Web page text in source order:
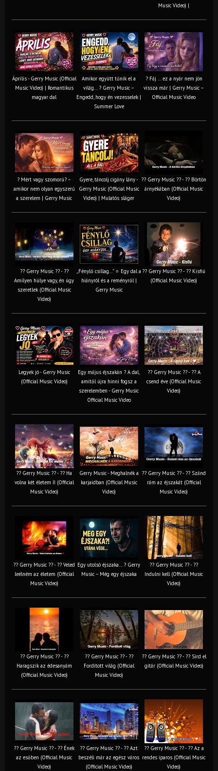
Music Video) |
Április - Gerry Music (Official
Music Video) | Romantikus
magyar dal
Amikor együtt tűnik el a
világ... ? Gerry Music –
Engedd, hogy én vezesselek |
Summer Love
? Fáj … ez a nyár nem jön
vissza már | Gerry Music –
Official Music Video
? Mért vagy szomorú? –
amikor nem olyan egyszerű
a szerelem | Gerry Music
Gyere, táncolj cigány lány -
Gerry Music (Official Music
Video) | Mulatós sláger
?? Gerry Music ?? - ?? Börtön
árnyékában (Official Music
Video)
?? Gerry Music ?? - ??
Amilyen hülye vagy, én úgy
szeretlek (Official Music
Video)
„Fénylő csillag…” ⭐ Egy dal a
hiányról és a reményről |
Gerry Music
?? Gerry Music ?? - ?? Kisfiú
(Official Music Video)
Legyek jó - Gerry Music
(Official Music Video)
Egy május éjszakán ? A dal,
amitől újra hinni fogsz a
szerelemben - Gerry Music
Official Music Video
?? Gerry Music ?? - ?? A
csend éve (Official Music
Video)
?? Gerry Music ?? - ?? Ha
volna két életem II (Official
Music Video)
Gerry Music - Meghalnék a
karjaidban (Official Music
Video)
?? Gerry Music ?? - ?? Szánd
rám az éjszakát (Official
Music Video)
?? Gerry Music ?? - ?? Veled
leélném az életem (Official
Music Video)
Egy utolsó éjszaka… ? Gerry
Music – Még egy éjszaka
?? Gerry Music ?? - ??
Indulni kell (Official Music
Video)
?? Gerry Music ?? - ??
Haragszik az édesanyám
(Official Music Video)
?? Gerry Music ?? - ??
Fordított világ (Official
Music Video)
?? Gerry Music ?? - ?? Sírd el
gitár (Official Music Video)
?? Gerry Music ?? - ?? Ének
az esőben (Official Music
Video)
?? Gerry Music ?? - ?? Azt
beszéli már az egész város
(Official Music Video)
?? Gerry Music ?? - ?? Az a
rendes iparos (Official Music
Video)